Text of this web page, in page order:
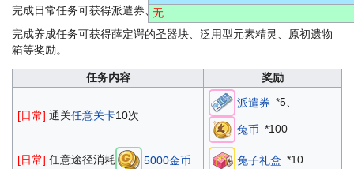
无
完成日常任务可获得派遣券、兔子礼盒、兔币等奖励。
完成养成任务可获得薛定谔的圣器块、泛用型元素精灵、原初遗物
箱等奖励。
任务内容 奖励
[日常] 通关任意关卡10次
派遣券 *5、
兔币 *100
[日常] 任意途径消耗 5000金币 兔子礼盒 *10